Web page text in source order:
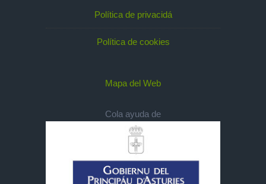
Política de privacidá
Política de cookies
Mapa del Web
Cola ayuda de